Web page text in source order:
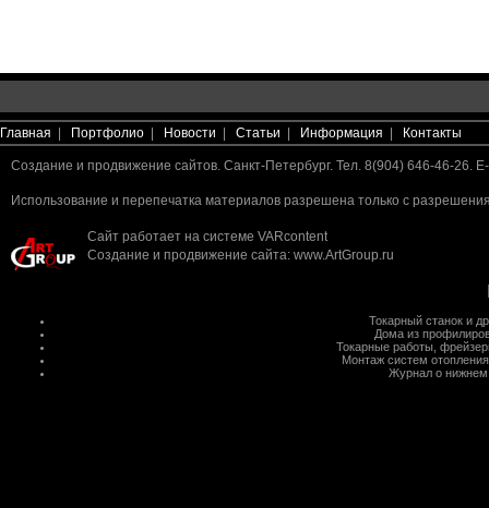
Главная | Портфолио | Новости | Статьи | Информация | Контакты
Создание и продвижение сайтов. Санкт-Петербург. Тел. 8(904) 646-46-26.
Использование и перепечатка материалов разрешена только с
Сайт работает на системе VARcontent
Создание и продвижение сайта: www.ArtGroup.ru
Токарный станок и
Дома из
Токарные работы
Монтаж систем отопления
Журнал о нижнем